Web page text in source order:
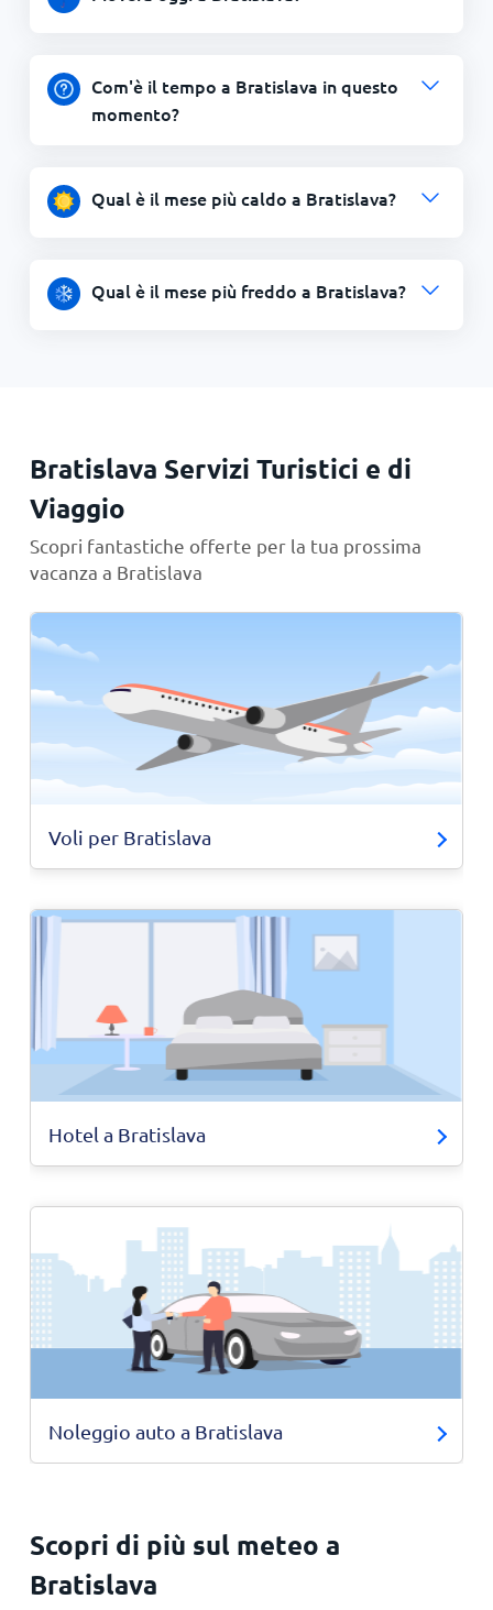
Com'è il tempo a Bratislava in questo
momento?
Qual è il mese più caldo a Bratislava?
Qual è il mese più freddo a Bratislava?
Bratislava Servizi Turistici e di
Viaggio
Scopri fantastiche offerte per la tua prossima
vacanza a Bratislava
Voli per Bratislava
Hotel a Bratislava
Noleggio auto a Bratislava
Scopri di più sul meteo a
Bratislava